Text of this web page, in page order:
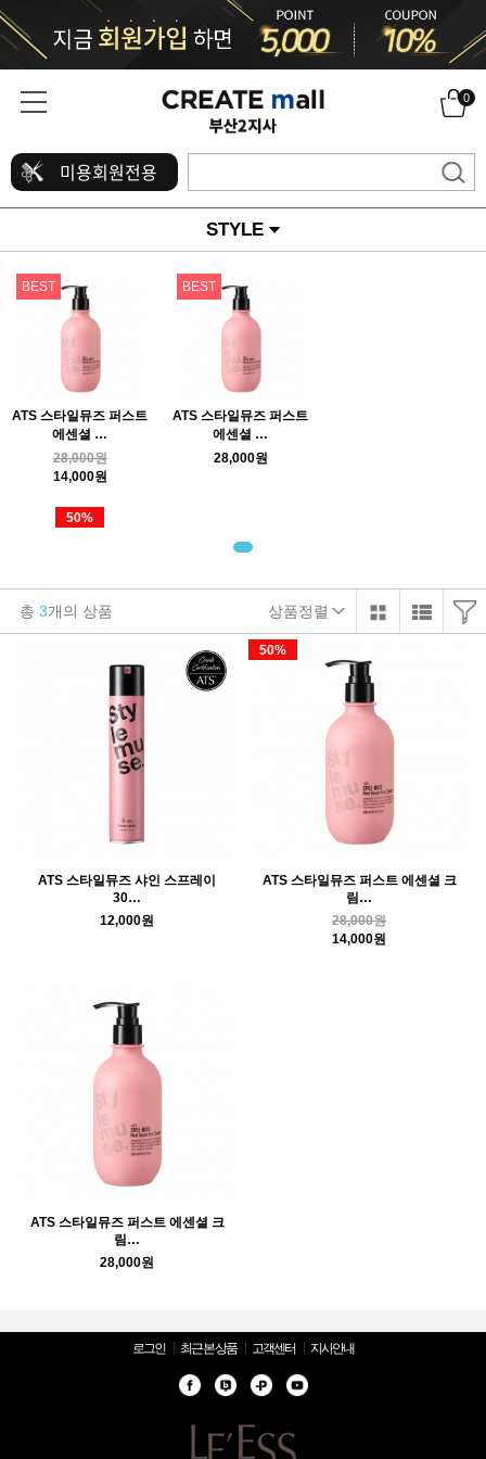
0
미용회원전용
STYLE
BEST
ATS 스타일뮤즈 퍼스트
에센셜 …
28,000원
14,000원
50%
BEST
ATS 스타일뮤즈 퍼스트
에센셜 …
28,000원
총 3개의 상품 상품정렬
ATS 스타일뮤즈 샤인 스프레이
30…
12,000원
ATS 스타일뮤즈 퍼스트 에센셜 크
림…
50%
28,000원
14,000원
ATS 스타일뮤즈 퍼스트 에센셜 크
림…
28,000원
로그인 최근 본 상품 고객센터 지사안내